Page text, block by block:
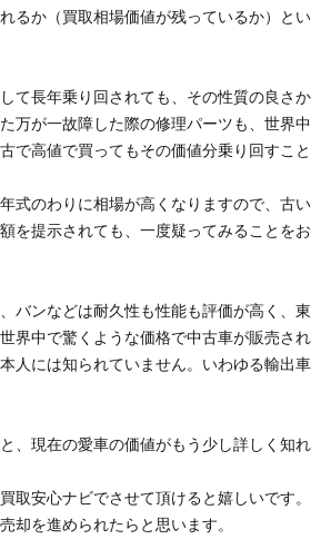
るか（買取相場価値が残っているか）とい
て長年乗り回されても、その性質の良さか
万が一故障した際の修理パーツも、世界中
で高値で買ってもその価値分乗り回すこと
式のわりに相場が高くなりますので、古い
を提示されても、一度疑ってみることをお
バンなどは耐久性も性能も評価が高く、東
界中で驚くような価格で中古車が販売され
人には知られていません。いわゆる輸出車
、現在の愛車の価値がもう少し詳しく知れ
取安心ナビでさせて頂けると嬉しいです。
却を進められたらと思います。